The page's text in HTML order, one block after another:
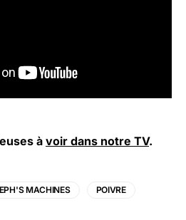
à voir dans notre TV.
MACHINES POIVRE